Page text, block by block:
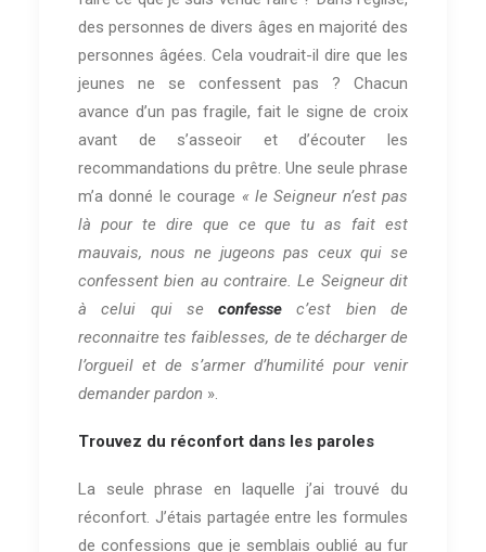
des personnes de divers âges en majorité des
personnes âgées. Cela voudrait-il dire que les
jeunes ne se confessent pas ? Chacun
avance d’un pas fragile, fait le signe de croix
avant de s’asseoir et d’écouter les
recommandations du prêtre. Une seule phrase
m’a donné le courage « le Seigneur n’est pas
là pour te dire que ce que tu as fait est
mauvais, nous ne jugeons pas ceux qui se
confessent bien au contraire. Le Seigneur dit
à celui qui se confessec’est bien de
reconnaitre tes faiblesses, de te décharger de
l’orgueil et de s’armer d’humilité pour venir
demander pardon ».
Trouvez du réconfort dans les paroles
La seule phrase en laquelle j’ai trouvé du
réconfort. J’étais partagée entre les formules
de confessions que je semblais oublié au fur